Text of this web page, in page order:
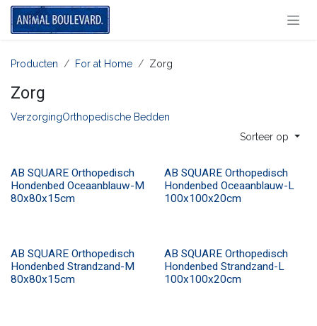
Overslaan naar inhoud
Producten For at Home Zorg
Zorg
VerzorgingOrthopedische Bedden
Sorteer op
AB SQUARE Orthopedisch
Hondenbed Oceaanblauw-M
80x80x15cm
AB SQUARE Orthopedisch
Hondenbed Oceaanblauw-L
100x100x20cm
AB SQUARE Orthopedisch
Hondenbed Strandzand-M
80x80x15cm
AB SQUARE Orthopedisch
Hondenbed Strandzand-L
100x100x20cm